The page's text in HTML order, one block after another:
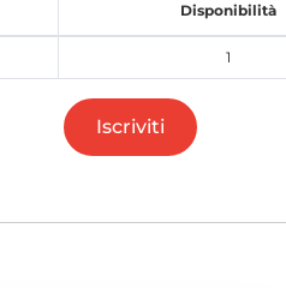
Disponibilità
1
Iscriviti